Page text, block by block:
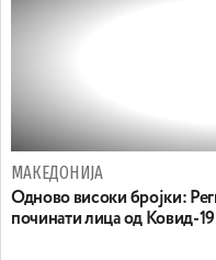
МАКЕДОНИЈА
Одново високи бројки:
починати лица од Ковид-19